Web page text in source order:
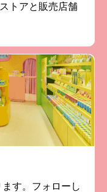
トアと販売店舗
す。フォローし